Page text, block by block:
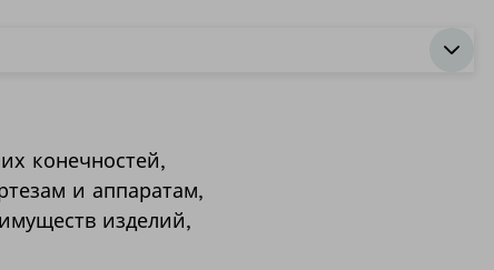
конечностей,
и аппаратам,
изделий,